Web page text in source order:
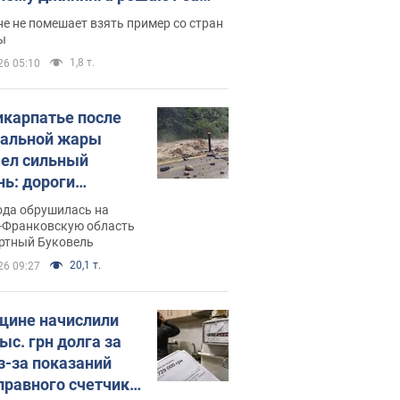
не помешает взять пример со стран
05:10 1,8 т.
после
жары
сильный
дороги
в реки.
обрушилась на
область
Буковель
09:27 20,1 т.
начислили
грн долга за
за показаний
счетчика: